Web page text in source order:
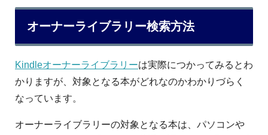
オーナーライブラリー検索方法
Kindleオーナーライブラリーは実際につかってみるとわ
かりますが、対象となる本がどれなのかわかりづらく
なっています。
オーナーライブラリーの対象となる本は、パソコンや